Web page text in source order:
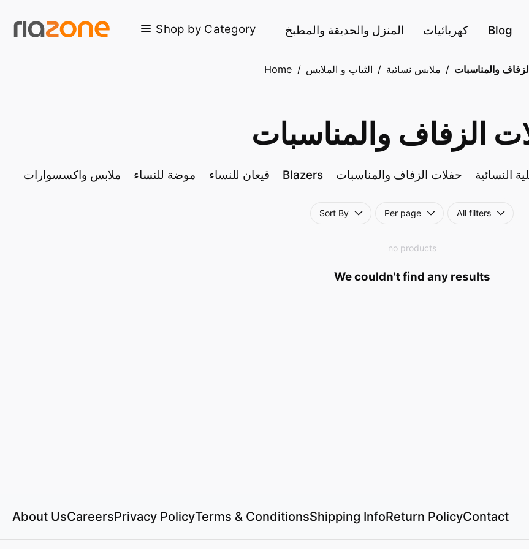
Skip to main content Shop by Category المنزل والحديقة والمطبخ كهربائيات Blog
Home / الثياب و الملابس / ملابس نسائية / والمناسبات
الزفاف والمناسبات
ملابس واكسسوارات موضة للنساء قيعان للنساء Blazers حفلات الزفاف والمناسبات النسائية
Sort By Per page All filters
no products
We couldn't find any results
About UsCareersPrivacy PolicyTerms & ConditionsShipping InfoReturn PolicyContact